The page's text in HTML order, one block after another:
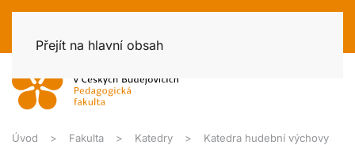
Přejít na hlavní obsah
Úvod Fakulta Katedry Katedra hudební výchovy